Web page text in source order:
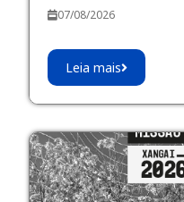
07/08/2026
Leia mais